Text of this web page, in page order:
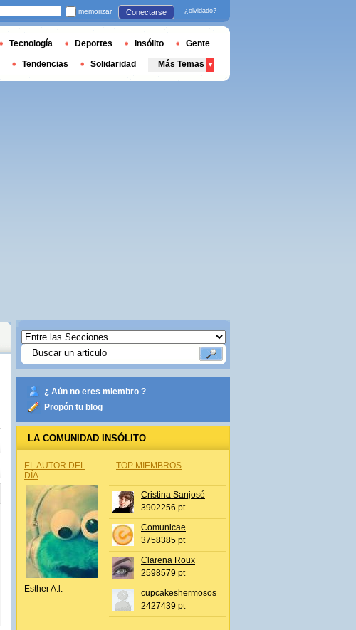
¿ Aún no eres miembro ?
Propón tu blog
LA COMUNIDAD INSÓLITO
EL AUTOR DEL
DÍA
Esther A.l.
TOP MIEMBROS
Cristina Sanjosé
3902256 pt
Comunicae
3758385 pt
Clarena Roux
2598579 pt
cupcakeshermosos
2427439 pt
memorizar Conectarse ¿olvidado?
Tecnología Deportes Insólito Gente
Tendencias Solidaridad Más Temas